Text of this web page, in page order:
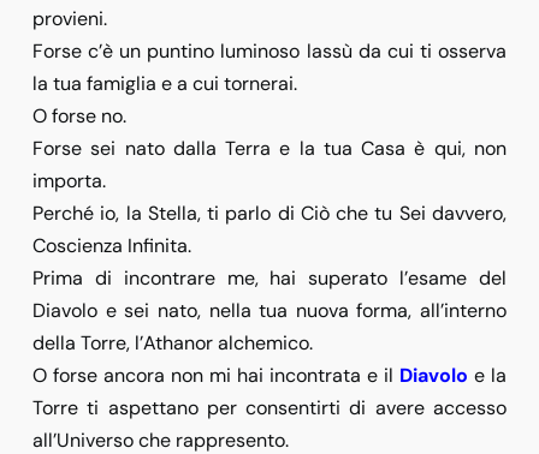
provieni.
Forse c’è un puntino luminoso lassù da cui ti osserva
la tua famiglia e a cui tornerai.
O forse no.
Forse sei nato dalla Terra e la tua Casa è qui, non
importa.
Perché io, la Stella, ti parlo di Ciò che tu Sei davvero,
Coscienza Infinita.
Prima di incontrare me, hai superato l’esame del
Diavolo e sei nato, nella tua nuova forma, all’interno
della Torre, l’Athanor alchemico.
O forse ancora non mi hai incontrata e il Diavolo e la
Torre ti aspettano per consentirti di avere accesso
all’Universo che rappresento.